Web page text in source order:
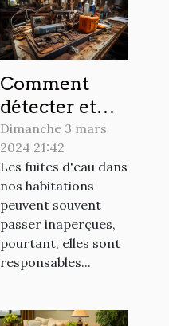
Comment
détecter et
réparer les
fuites d'eau
les plus
communes
Dimanche 3 mars
2024 21:42
Les fuites d'eau dans
nos habitations
peuvent souvent
passer inaperçues,
pourtant, elles sont
responsables...